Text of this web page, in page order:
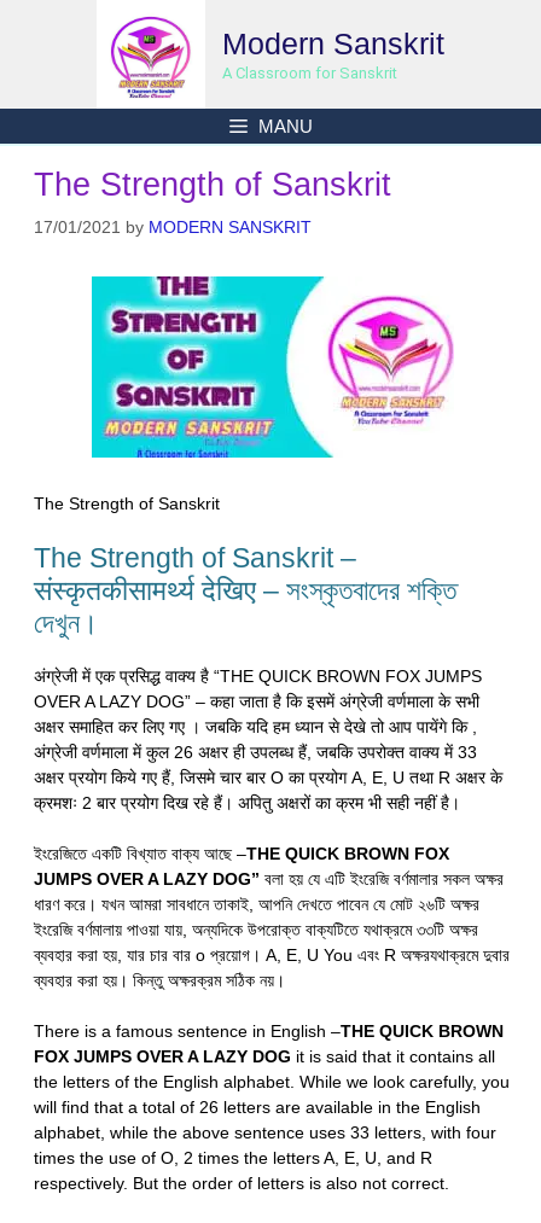
Modern Sanskrit
A Classroom for Sanskrit
MANU
The Strength of Sanskrit
17/01/2021 by MODERN SANSKRIT
The Strength of Sanskrit
The Strength of Sanskrit –
संस्कृतकीसामर्थ्य देखिए – সংস্কৃতবাদের শক্তি
দেখুন।
अंग्रेजी में एक प्रसिद्ध वाक्य है “THE QUICK BROWN FOX JUMPS
OVER A LAZY DOG” – कहा जाता है कि इसमें अंग्रेजी वर्णमाला के सभी
अक्षर समाहित कर लिए गए । जबकि यदि हम ध्यान से देखे तो आप पायेंगे कि ,
अंग्रेजी वर्णमाला में कुल 26 अक्षर ही उपलब्ध हैं, जबकि उपरोक्त वाक्य में 33
अक्षर प्रयोग किये गए हैं, जिसमे चार बार O का प्रयोग A, E, U तथा R अक्षर के
क्रमशः 2 बार प्रयोग दिख रहे हैं। अपितु अक्षरों का क्रम भी सही नहीं है।
ইংরেজিতে একটি বিখ্যাত বাক্য আছে –THE QUICK BROWN FOX
JUMPS OVER A LAZY DOG” বলা হয় যে এটি ইংরেজি বর্ণমালার সকল অক্ষর
ধারণ করে। যখন আমরা সাবধানে তাকাই, আপনি দেখতে পাবেন যে মোট ২৬টি অক্ষর
ইংরেজি বর্ণমালায় পাওয়া যায়, অন্যদিকে উপরোক্ত বাক্যটিতে যথাক্রমে ৩৩টি অক্ষর
ব্যবহার করা হয়, যার চার বার o প্রয়োগ। A, E, U You এবং R অক্ষরযথাক্রমে দুবার
ব্যবহার করা হয়। কিন্তু অক্ষরক্রম সঠিক নয়।
There is a famous sentence in English –THE QUICK BROWN
FOX JUMPS OVER A LAZY DOG it is said that it contains all
the letters of the English alphabet. While we look carefully, you
will find that a total of 26 letters are available in the English
alphabet, while the above sentence uses 33 letters, with four
times the use of O, 2 times the letters A, E, U, and R
respectively. But the order of letters is also not correct.